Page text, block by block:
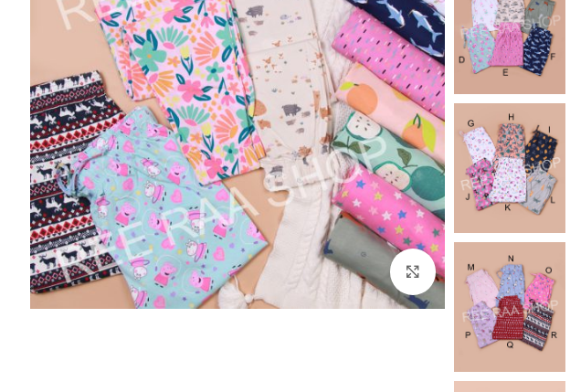
برای بزرگنمایی کلیک کنید